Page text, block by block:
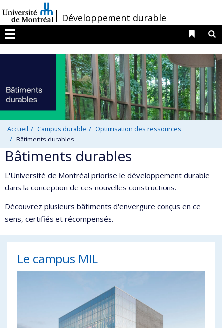
au
contenu
/Développement durable
Menu
Liens
Accueil Campus durable
Optimisation des ressources
Bâtiments durables
Bâtiments durables
L'Université de Montréal priorise le développement durable
dans la conception de ces nouvelles constructions.
Découvrez plusieurs bâtiments d'envergure conçus en ce
sens, certifiés et récompensés.
Le campus MIL